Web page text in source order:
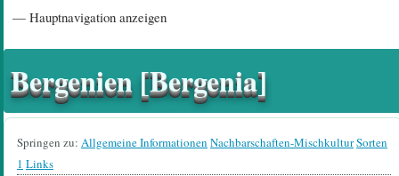
— Hauptnavigation anzeigen
Bergenien [Bergenia]
Springen zu: Allgemeine Informationen Nachbarschaften-MischkulturSorten
1 Links